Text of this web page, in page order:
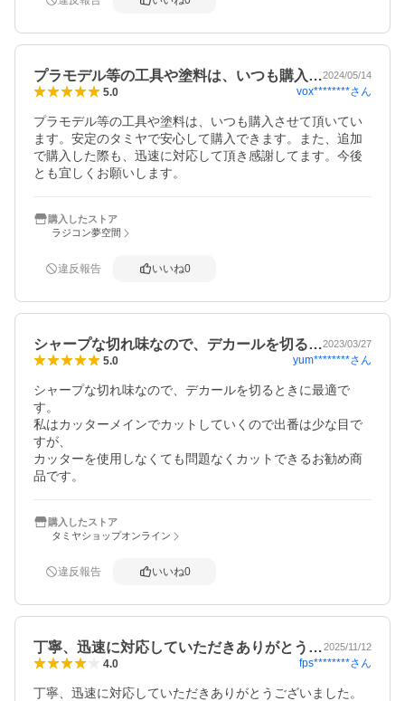
プラモデル等の工具や塗料は、いつも購入…2024/05/14
5.0 vox********さん
プラモデル等の工具や塗料は、いつも購入させて頂いてい
ます。安定のタミヤで安心して購入できます。また、追加
で購入した際も、迅速に対応して頂き感謝してます。今後
とも宜しくお願いします。
購入したストア
ラジコン夢空間
違反報告 いいね0
シャープな切れ味なので、デカールを切る…2023/03/27
5.0 yum********さん
シャープな切れ味なので、デカールを切るときに最適で
す。
私はカッターメインでカットしていくので出番は少な目で
すが、
カッターを使用しなくても問題なくカットできるお勧め商
品です。
購入したストア
タミヤショップオンライン
違反報告 いいね0
丁寧、迅速に対応していただきありがとう…2025/11/12
4.0 fps********さん
丁寧、迅速に対応していただきありがとうございました。